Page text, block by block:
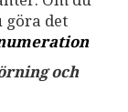
göra det
och